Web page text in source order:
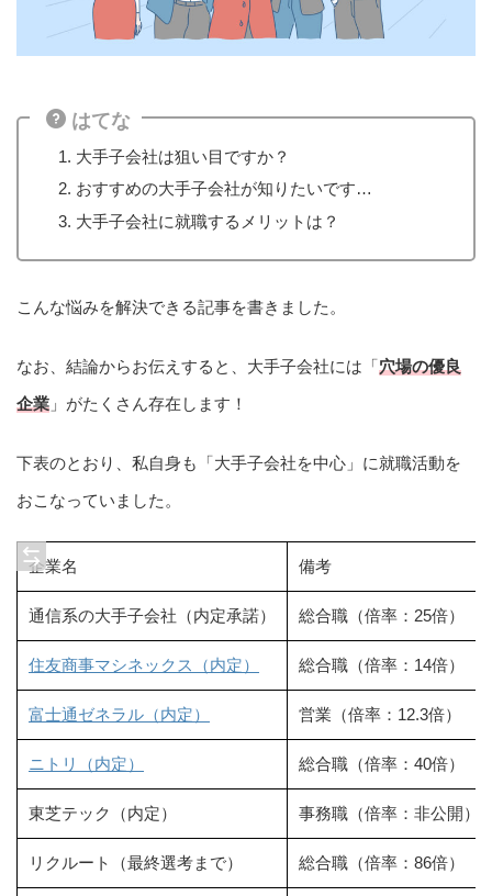
はてな
大手子会社は狙い目ですか？
おすすめの大手子会社が知りたいです…
大手子会社に就職するメリットは？
こんな悩みを解決できる記事を書きました。
なお、結論からお伝えすると、大手子会社には「穴場の優良
企業 」がたくさん存在します！
下表のとおり、私自身も「大手子会社を中心」に就職活動を
おこなっていました。
企業名 備考
通信系の大手子会社（内定承諾） 総合職（倍率：25倍）
住友商事マシネックス（内定） 総合職（倍率：14倍）
富士通ゼネラル（内定） 営業（倍率：12.3倍）
ニトリ（内定） 総合職（倍率：40倍）
東芝テック（内定） 事務職（倍率：非公開）
リクルート（最終選考まで） 総合職（倍率：86倍）